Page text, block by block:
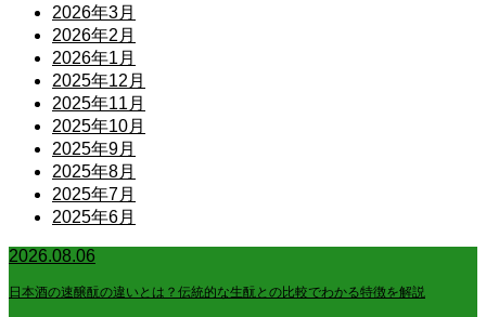
2026年3月
2026年2月
2026年1月
2025年12月
2025年11月
2025年10月
2025年9月
2025年8月
2025年7月
2025年6月
2026.08.06
日本酒の速醸酛の違いとは？伝統的な生酛との比較でわかる特徴を解説